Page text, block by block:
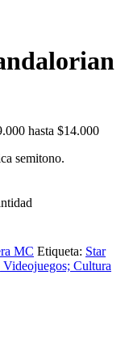
hasta $14.000
semitono.
MC Etiqueta: Star
Cultura